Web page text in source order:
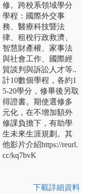
修。跨校系領域學分
學程：國際外交事
務、醫療科技暨法
律、租稅行政救濟、
智慧財產權、家事法
與社會工作、國際經
貿談判與訴訟人才等..
計10數個學程，各約1
5-20學分，修畢後另取
得證書。期使選修多
元化，在不增加額外
修課負擔下，有助學
生未來生涯規劃。其
他影片介紹https://reurl.
cc/kq7bvK
下載詳細資料